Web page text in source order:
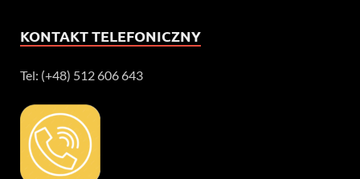
KONTAKT TELEFONICZNY
Tel: (+48) 512 606 643